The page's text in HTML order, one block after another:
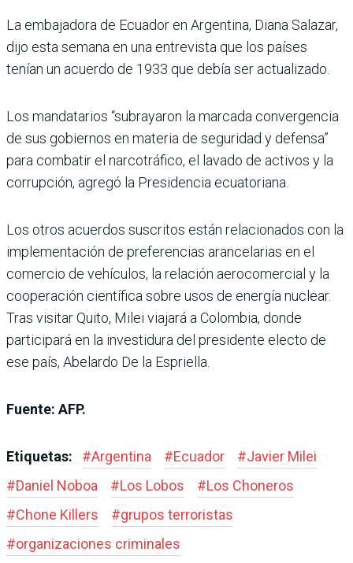
La embajadora de Ecuador en Argentina, Diana Salazar,
dijo esta semana en una entrevista que los países
tenían un acuerdo de 1933 que debía ser actualizado.
Los mandatarios “subrayaron la marcada convergencia
de sus gobiernos en materia de seguridad y defensa”
para combatir el narcotráfico, el lavado de activos y la
corrupción, agregó la Presidencia ecuatoriana.
Los otros acuerdos suscritos están relacionados con la
implementación de preferencias arancelarias en el
comercio de vehículos, la relación aerocomercial y la
cooperación científica sobre usos de energía nuclear.
Tras visitar Quito, Milei viajará a Colombia, donde
participará en la investidura del presidente electo de
ese país, Abelardo De la Espriella.
Fuente: AFP.
Etiquetas: #Argentina #Ecuador #Javier Milei
#Daniel Noboa #Los Lobos #Los Choneros
#Chone Killers #grupos terroristas
#organizaciones criminales